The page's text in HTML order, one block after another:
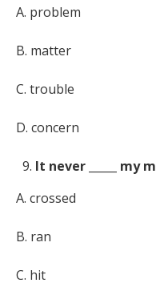
A. problem
B. matter
C. trouble
D. concern
It never _____ my
A. crossed
B. ran
C. hit